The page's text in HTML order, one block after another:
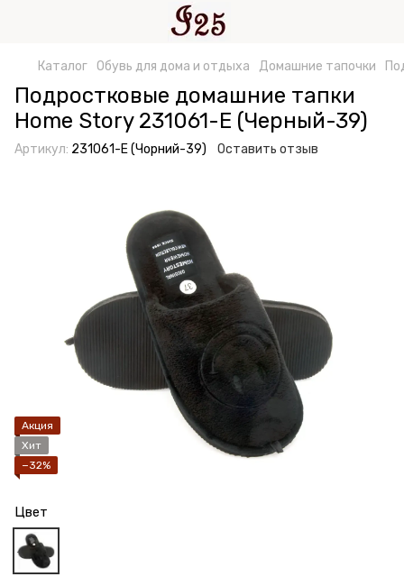
Каталог Обувь для дома и отдыха Домашние тапочки
Подростковые домашние тапки
Home Story 231061-Е (Черный-39)
Артикул: 231061-Е (Чорний-39) Оставить отзыв
Акция
Хит
−32%
Цвет